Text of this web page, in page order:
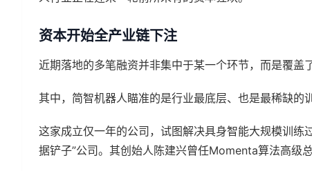
资本开始全产业链下注
近期落地的多笔融资并非集中于某一个环节，而是覆盖
其中，简智机器人瞄准的是行业最底层、也是最稀缺的
这家成立仅一年的公司，试图解决具身智能大规模训
据铲子”公司。其创始人陈建兴曾任Momenta算法高级